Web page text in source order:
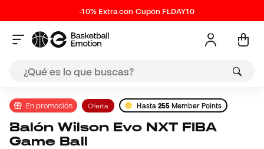
-10% Extra con Cupón FLDAY10
En promoción Oferta Hasta 255 Member Points
Balón Wilson Evo NXT FIBA
Game Ball